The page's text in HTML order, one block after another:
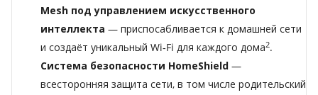
Mesh под управлением искусственного
интеллекта — приспосабливается к домашней сети
и создаёт уникальный Wi‑Fi для каждого дома2.
Система безопасности HomeShield —
всесторонняя защита сети, в том числе родительский